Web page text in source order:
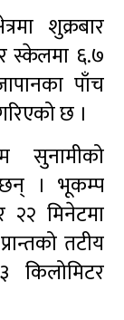
शुक्रबार
स्केलमा ६.७
पाँच
छ ।
सुनामीको
। भूकम्प
२२ मिनेटमा
तटीय
किलोमिटर